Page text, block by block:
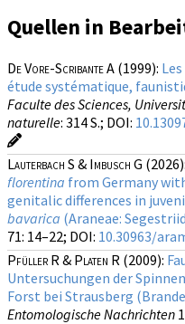
Quellen in
De Vore-Scribante A (1999):
étude systématique,
Faculte des Sciences,
naturelle: 314 S.; DOI:
Lauterbach S & Imbusch G (2026):
florentina from Germany
genitalic differences in
bavarica (Araneae:
71: 14–22; DOI: 10.30963/
Pfüller R & Platen R (2009):
Untersuchungen der
Forst bei Strausberg
Entomologische Nachrichten